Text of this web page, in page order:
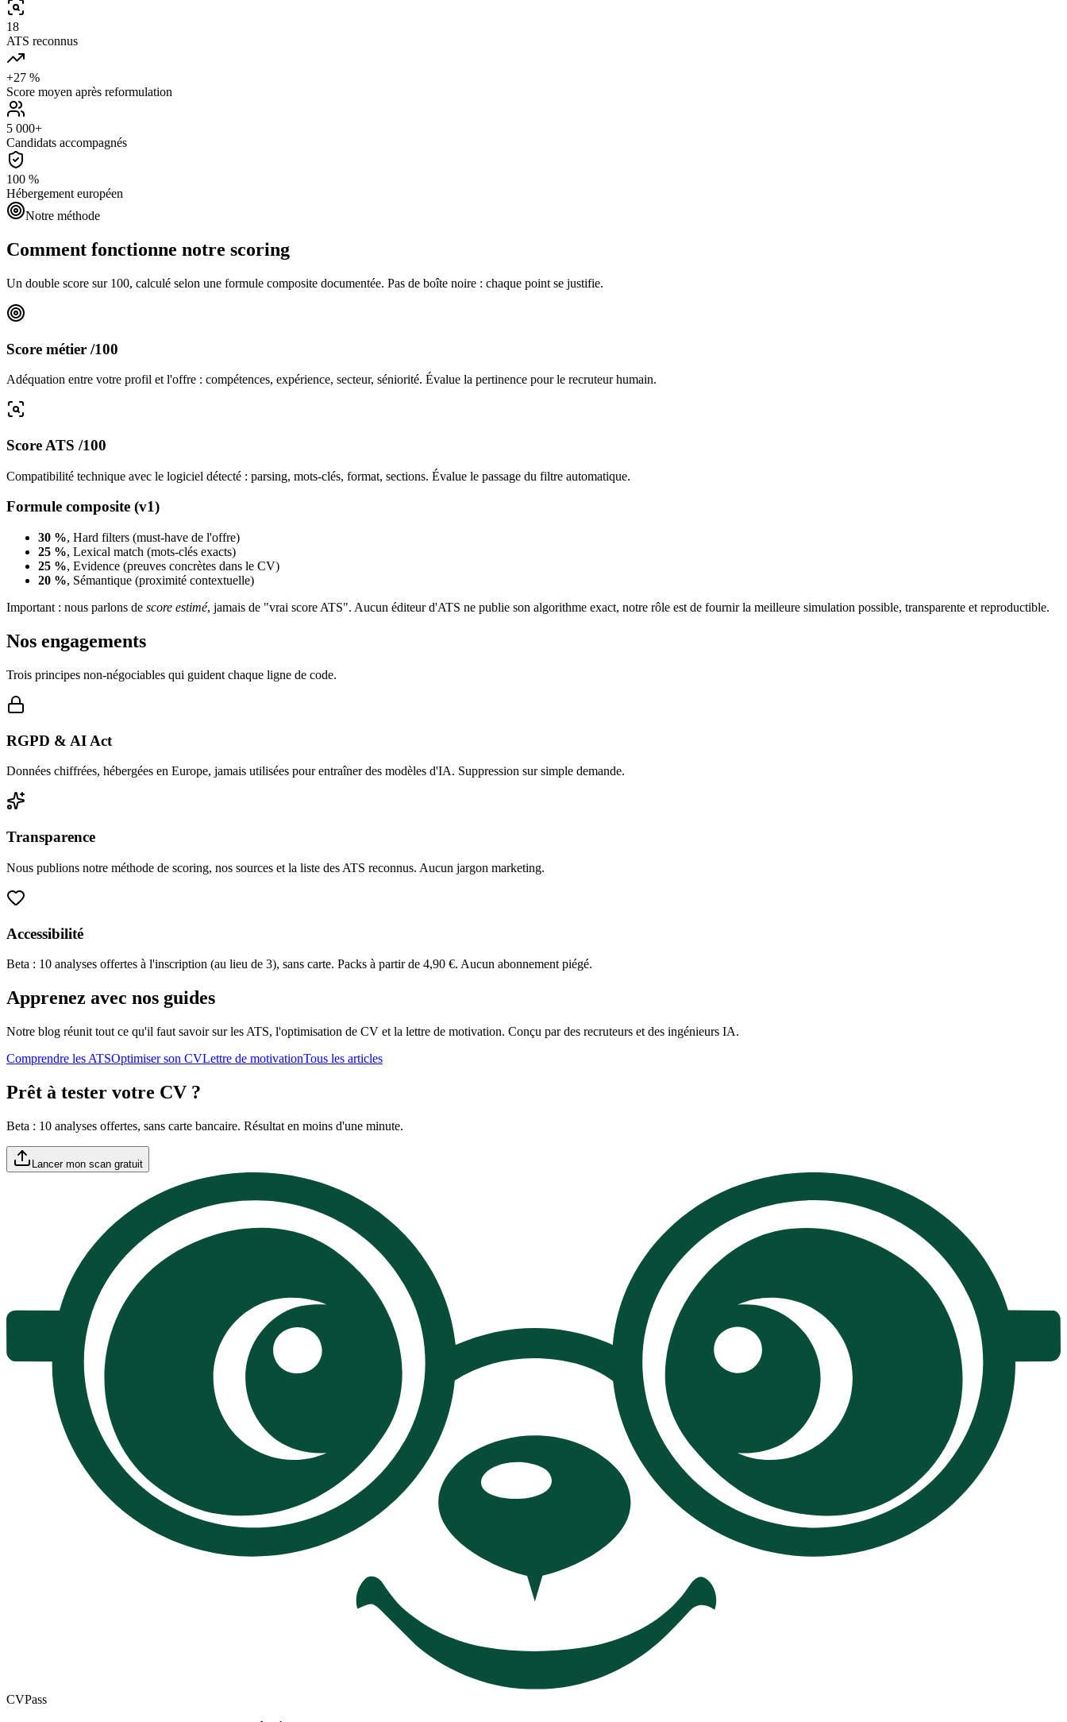
18
ATS reconnus
+27 %
Score moyen après reformulation
5 000+
Candidats accompagnés
100 %
Hébergement européen
Notre méthode
Comment fonctionne notre scoring
Un double score sur 100, calculé selon une formule composite documentée. Pas de boîte noire : chaque point se justifie.
Score métier /100
Adéquation entre votre profil et l'offre : compétences, expérience, secteur, séniorité. Évalue la pertinence pour le recruteur humain.
Score ATS /100
Compatibilité technique avec le logiciel détecté : parsing, mots-clés, format, sections. Évalue le passage du filtre automatique.
Formule composite (v1)
30 %, Hard filters (must-have de l'offre)
25 %, Lexical match (mots-clés exacts)
25 %, Evidence (preuves concrètes dans le CV)
20 %, Sémantique (proximité contextuelle)
Important : nous parlons de score estimé, jamais de "vrai score ATS". Aucun éditeur d'ATS ne publie son algorithme exact, notre rôle est de fournir la meilleure simulation possible, transparente et reproductible.
Nos engagements
Trois principes non-négociables qui guident chaque ligne de code.
RGPD & AI Act
Données chiffrées, hébergées en Europe, jamais utilisées pour entraîner des modèles d'IA. Suppression sur simple demande.
Transparence
Nous publions notre méthode de scoring, nos sources et la liste des ATS reconnus. Aucun jargon marketing.
Accessibilité
Beta : 10 analyses offertes à l'inscription (au lieu de 3), sans carte. Packs à partir de 4,90 €. Aucun abonnement piégé.
Apprenez avec nos guides
Notre blog réunit tout ce qu'il faut savoir sur les ATS, l'optimisation de CV et la lettre de motivation. Conçu par des recruteurs et des ingénieurs IA.
Comprendre les ATSOptimiser son CVLettre de motivationTous les articles
Prêt à tester votre CV ?
Beta : 10 analyses offertes, sans carte bancaire. Résultat en moins d'une minute.
Lancer mon scan gratuit
CVPass